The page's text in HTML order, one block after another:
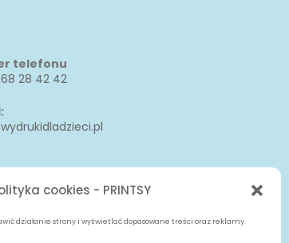
cookies - PRINTSY
działanie strony i wyświetlać dopasowane treści oraz reklamy.
telefonu
28 42 42